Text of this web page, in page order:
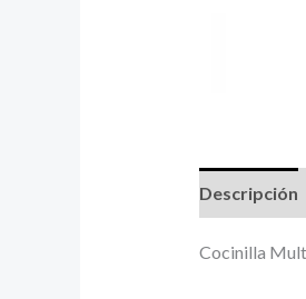
Descripción
Cocinilla